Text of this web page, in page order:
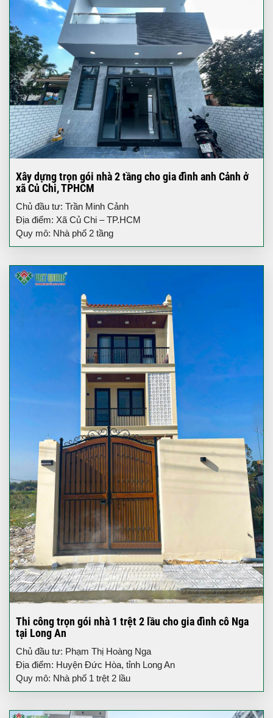
Xây dựng trọn gói nhà 2 tầng cho gia đình anh Cảnh ở
xã Củ Chi, TPHCM
Chủ đầu tư: Trần Minh Cảnh
Địa điểm: Xã Củ Chi – TP.HCM
Quy mô: Nhà phố 2 tầng
Thi công trọn gói nhà 1 trệt 2 lầu cho gia đình cô Nga
tại Long An
Chủ đầu tư: Phạm Thị Hoàng Nga
Địa điểm: Huyện Đức Hòa, tỉnh Long An
Quy mô: Nhà phố 1 trệt 2 lầu